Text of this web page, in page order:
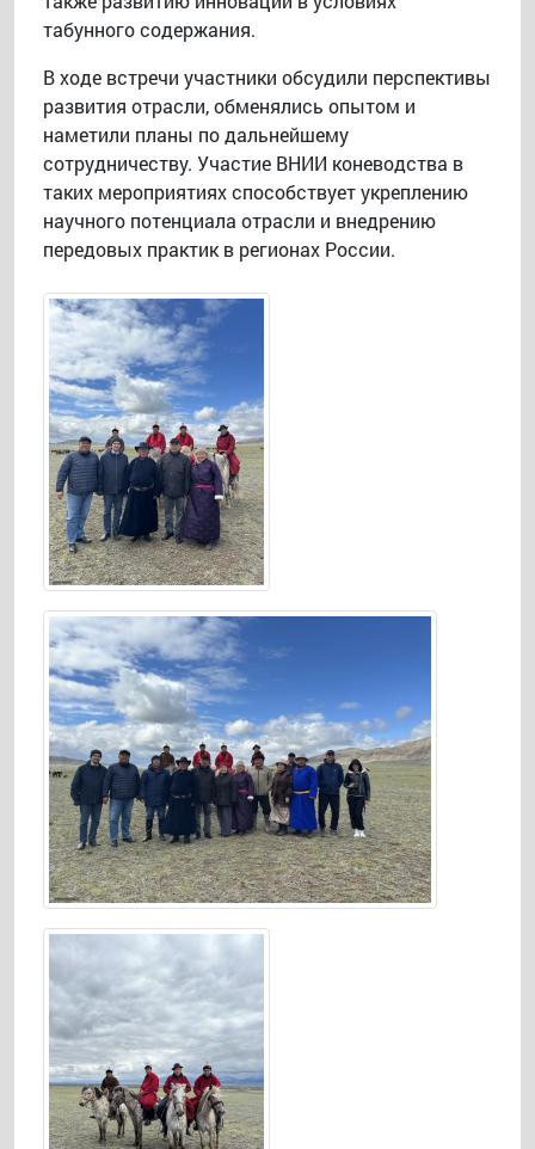
табунного содержания.
В ходе встречи участники обсудили перспективы
развития отрасли, обменялись опытом и
наметили планы по дальнейшему
сотрудничеству. Участие ВНИИ коневодства в
таких мероприятиях способствует укреплению
научного потенциала отрасли и внедрению
передовых практик в регионах России.